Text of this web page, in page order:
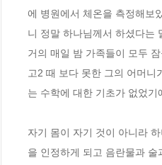
에 병원에서 체온을 측정해보
니 정말 하나님께서 하셨다는
거의 매일 밤 가족들이 모두
고2 때 보다 못한 그의 어머
는 수학에 대한 기초가 없었
자기 몸이 자기 것이 아니라
을 인정하게 되고 음란물과